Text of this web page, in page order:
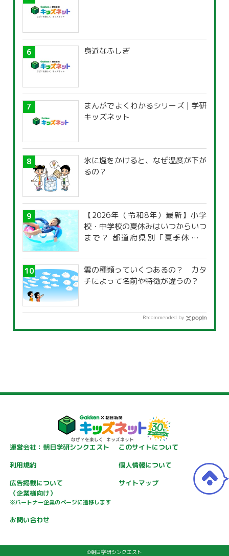
身近なふしぎ
まんがでよくわかるシリーズ | 学研
キッズネット
氷に塩をかけると、なぜ温度が下が
るの？
【2026年（令和8年）最新】小学
校・中学校の夏休みはいつからいつ
まで？ 都道府県別「夏季休暇一
雲の種類っていくつあるの？ カタ
チによって名前や特徴が違うの？
Recommended by
運営会社：朝日学研シンクエスト
このサイトについて
利用規約
個人情報について
広告掲載について
（企業様向け）
※パートナー企業のページに遷移します
サイトマップ
お問い合わせ
©朝日学研シンクエスト